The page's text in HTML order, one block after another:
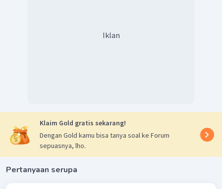
Iklan
Klaim Gold gratis sekarang!
Dengan Gold kamu bisa tanya soal ke Forum
sepuasnya, lho.
Pertanyaan serupa